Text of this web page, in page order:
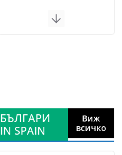
БЪЛГАРИ
IN SPAIN
Виж
всичко